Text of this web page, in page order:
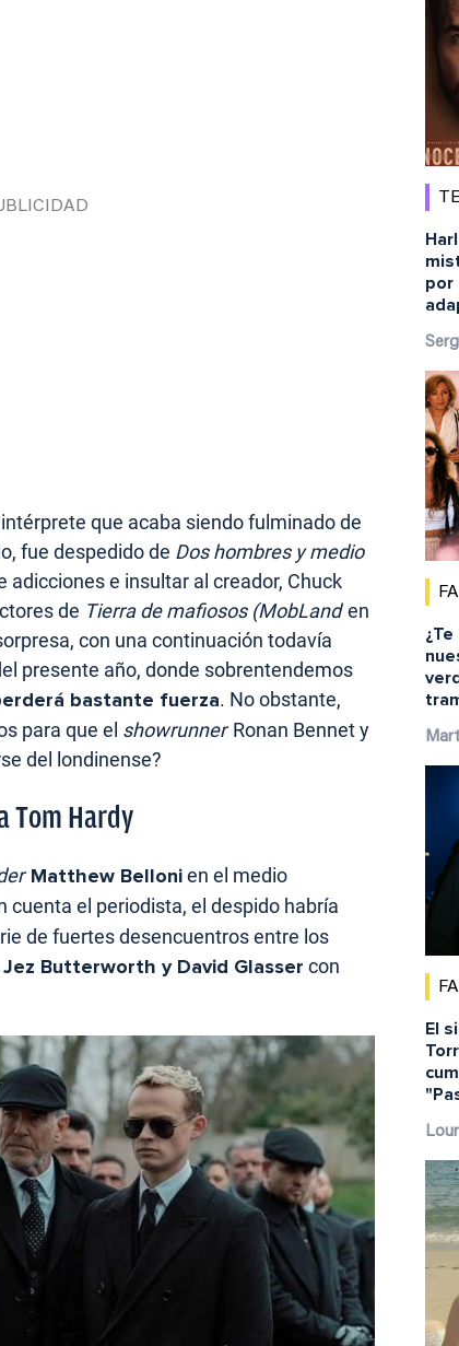
que acaba siendo fulminado de
fue despedido de Dos hombres y medio
e insultar al creador, Chuck
de Tierra de mafiosos (MobLanden
con una continuación todavía
presente año, donde sobrentendemos
bastante fuerza. No obstante,
para que el showrunnerRonan Bennet y
del londinense?
Tom Hardy
Matthew Bellonien el medio
cuenta el periodista, el despido habría
de fuertes desencuentros entre los
Jez Butterworth y David Glasser con
por
El